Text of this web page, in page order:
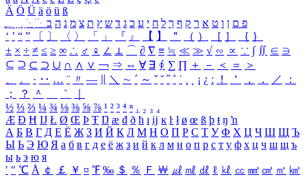
Ä Ö Ü ä ö ü ß
ִֶֹ ֻּ ׁׂ פ ם ן ו ט א ר ק ף ך ל ח י ע כ ג ד ש ץ ת צ מ נ ה ב
‘ ’ “ ” 〔 〕 〈 〉 「 」 『 』 【 】 ＂ （ ） ［ ］ ｛ ｝
± × ÷ ≠ ≤ ≥ ∞ ∴ ♂ ♀ ∠ ⊥ ⌒ ∂ ∇ ≡ ≒ ≪ ≫ √ ∽ ∝ ∵ ∫ ∬ ∈ ∋
⊆ ⊇ ⊂ ⊃ ∪ ∩ ∧ ∨ ￢ ⇒ ⇔ ∀ ∃ ∮ ∑ ∏ ＋ － ＜ ＝
＞
、
。 · ‥ … ¨ 〃 ― ＼ ∼ ´ ～ ˇ ˘ ˝ ˚ ˙ ¸ ¡ ¿ ː ！ ＇ ， ． ／
：
；
？ ＾ ｀
½ ⅓ ⅔ ¼ ¾ ⅛ ⅜ ⅝ ⅞ ¹ ² ³ ⁴ ⁿ ₁ ₂ ₃ ₄
Æ Ð Ħ Ĳ Ł Ø Œ Þ Ŧ Ŋ æ đ ð ħ ı ĳ ĸ ŀ ł ø œ ß þ ŧ ŋ ŉ
А Б В Г Д Е Ё Ж З И Й К Л М Н О П Р С Т У Ф Х Ц Ч Ш Щ Ъ
Ы Ь Э Ю Я а б в г д е ё ж з и й к л м н о п р с т у ф х ц ч ш щ ъ
ы ь э ю я
′ ″ ℃ Å ￠ ￡ ￥ ¤ ℉ ‰ ＄ ％ Ｆ ￦ ㎕ ㎖ ㎗ ℓ ㎘ ㏄ ㎣ ㎤ ㎥ ㎦